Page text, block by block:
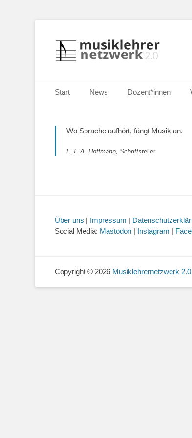
Selbständige Musikpädagoginnen und
Primäres Menü
Inhalt
Start News Dozent*innen
Wo Sprache aufhört, fängt Musik an.
E.T. A. Hoffmann, Schriftsteller
Über uns | Impressum |
Social Media: Mastodon | Instagram |
Copyright © 2026 Musiklehrernetzwerk 2.0